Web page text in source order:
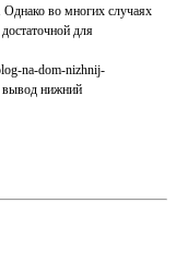
во многих случаях
для
na-dom-nizhnij-
вывод нижний